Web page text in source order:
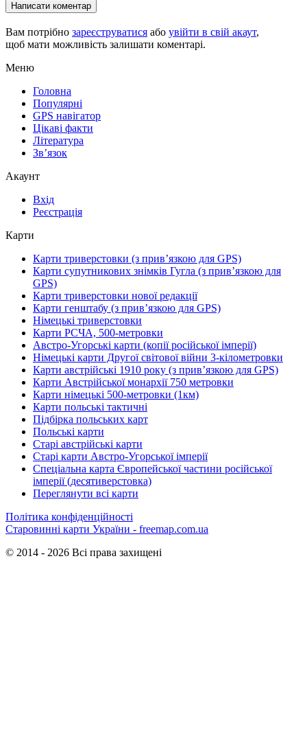
Написати коментар
Вам потрібно зареєструватися або увійти в свій акаут,
щоб мати можливість залишати коментарі.
Меню
Головна
Популярні
GPS навігатор
Цікаві факти
Література
Зв’язок
Акаунт
Вхід
Реєстрація
Карти
Карти триверстовки (з прив’язкою для GPS)
Карти супутникових знімків Гугла (з прив’язкою для
GPS)
Карти триверстовки нової редакції
Карти генштабу (з прив’язкою для GPS)
Німецькі триверстовки
Карти РСЧА, 500-метровки
Австро-Угорські карти (копії російської імперії)
Німецькі карти Другої світової війни 3-кілометровки
Карти австрійські 1910 року (з прив’язкою для GPS)
Карти Австрійської монархії 750 метровки
Карти німецькі 500-метровки (1км)
Карти польські тактичні
Підбірка польських карт
Польські карти
Старі австрійські карти
Старі карти Австро-Угорської імперії
Спеціальна карта Європейської частини російської
імперії (десятиверстовка)
Переглянути всі карти
Політика конфіденційності
Старовинні карти України - freemap.com.ua
© 2014 - 2026 Всі права захищені